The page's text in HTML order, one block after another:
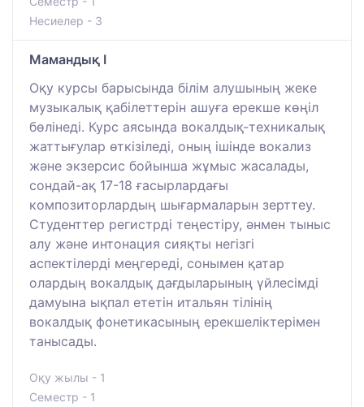
Несиелер - 3
Мамандық І
Оқу курсы барысында білім алушының жеке
музыкалық қабілеттерін ашуға ерекше көңіл
бөлінеді. Курс аясында вокалдық-техникалық
жаттығулар өткізіледі, оның ішінде вокализ
және экзерсис бойынша жұмыс жасалады,
сондай-ақ 17-18 ғасырлардағы
композиторлардың шығармаларын зерттеу.
Студенттер регистрді теңестіру, әнмен тыныс
алу және интонация сияқты негізгі
аспектілерді меңгереді, сонымен қатар
олардың вокалдық дағдыларының үйлесімді
дамуына ықпал ететін итальян тілінің
вокалдық фонетикасының ерекшеліктерімен
танысады.
Оқу жылы - 1
Семестр - 1